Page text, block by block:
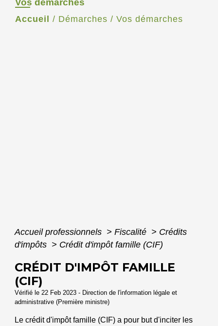
Vos démarches
Accueil / Démarches / Vos démarches
Accueil professionnels > Fiscalité > Crédits
d'impôts > Crédit d'impôt famille (CIF)
CRÉDIT D'IMPÔT FAMILLE
(CIF)
Vérifié le 22 Feb 2023 - Direction de l'information légale et
administrative (Première ministre)
Le crédit d'impôt famille (CIF) a pour but d'inciter les